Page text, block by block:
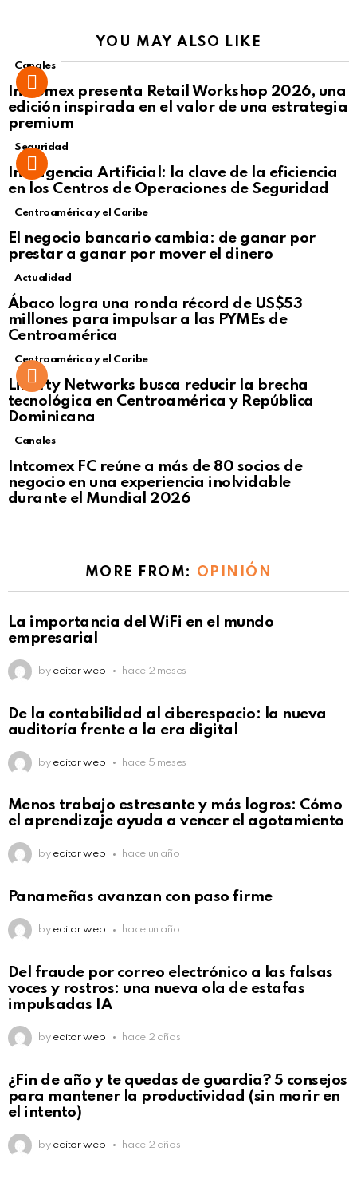
YOU MAY ALSO LIKE
Canales
Intcomex presenta Retail Workshop 2026, una
edición inspirada en el valor de una estrategia
premium
Seguridad
Inteligencia Artificial: la clave de la eficiencia
en los Centros de Operaciones de Seguridad
Centroamérica y el Caribe
El negocio bancario cambia: de ganar por
prestar a ganar por mover el dinero
Not Safe For Work
Click to view this post
Actualidad
Ábaco logra una ronda récord de US$53
millones para impulsar a las PYMEs de
Centroamérica
Centroamérica y el Caribe
Liberty Networks busca reducir la brecha
tecnológica en Centroamérica y República
Dominicana
Canales
Intcomex FC reúne a más de 80 socios de
negocio en una experiencia inolvidable
durante el Mundial 2026
MORE FROM: OPINIÓN
La importancia del WiFi en el mundo
empresarial
by editor web hace 2 meses
De la contabilidad al ciberespacio: la nueva
auditoría frente a la era digital
by editor web hace 5 meses
Menos trabajo estresante y más logros: Cómo
el aprendizaje ayuda a vencer el agotamiento
by editor web hace un año
Panameñas avanzan con paso firme
by editor web hace un año
Del fraude por correo electrónico a las falsas
voces y rostros: una nueva ola de estafas
impulsadas IA
by editor web hace 2 años
¿Fin de año y te quedas de guardia? 5 consejos
para mantener la productividad (sin morir en
el intento)
by editor web hace 2 años